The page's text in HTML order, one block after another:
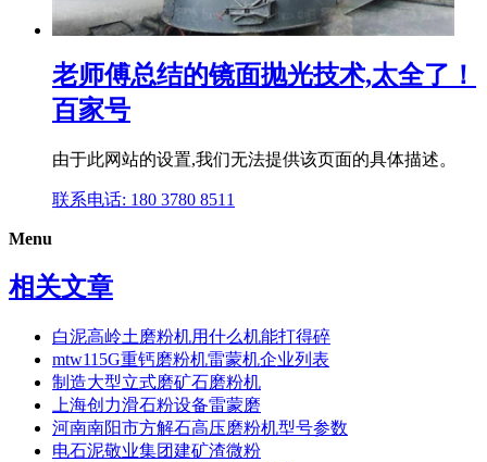
老师傅总结的镜面抛光技术,太全了！
百家号
由于此网站的设置,我们无法提供该页面的具体描述。
联系电话: 180 3780 8511
Menu
相关文章
白泥高岭土磨粉机用什么机能打得碎
mtw115G重钙磨粉机雷蒙机企业列表
制造大型立式磨矿石磨粉机
上海创力滑石粉设备雷蒙磨
河南南阳市方解石高压磨粉机型号参数
电石泥敬业集团建矿渣微粉